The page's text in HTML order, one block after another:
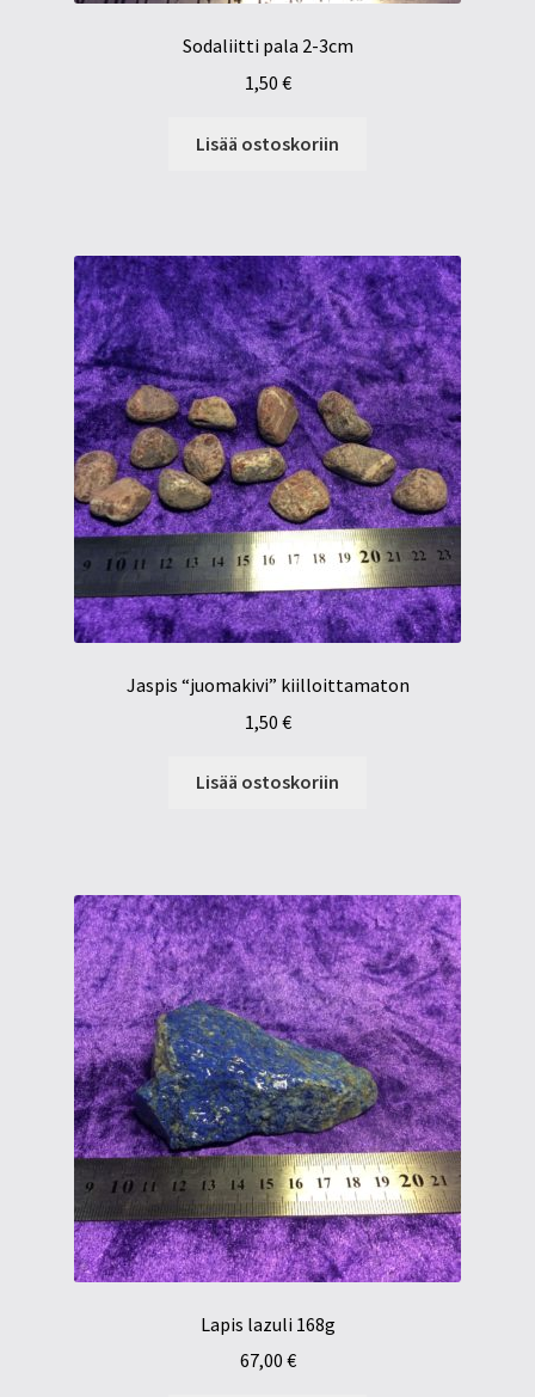
Sodaliitti pala 2-3cm
1,50 €
Lisää ostoskoriin
Jaspis “juomakivi” kiilloittamaton
1,50 €
Lisää ostoskoriin
Lapis lazuli 168g
67,00 €